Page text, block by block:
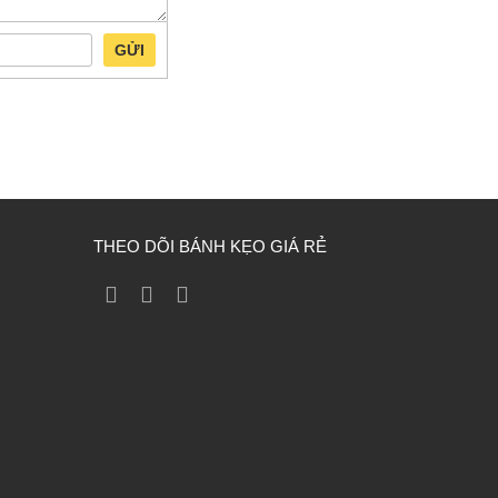
GỬI
THEO DÕI BÁNH KẸO GIÁ RẺ